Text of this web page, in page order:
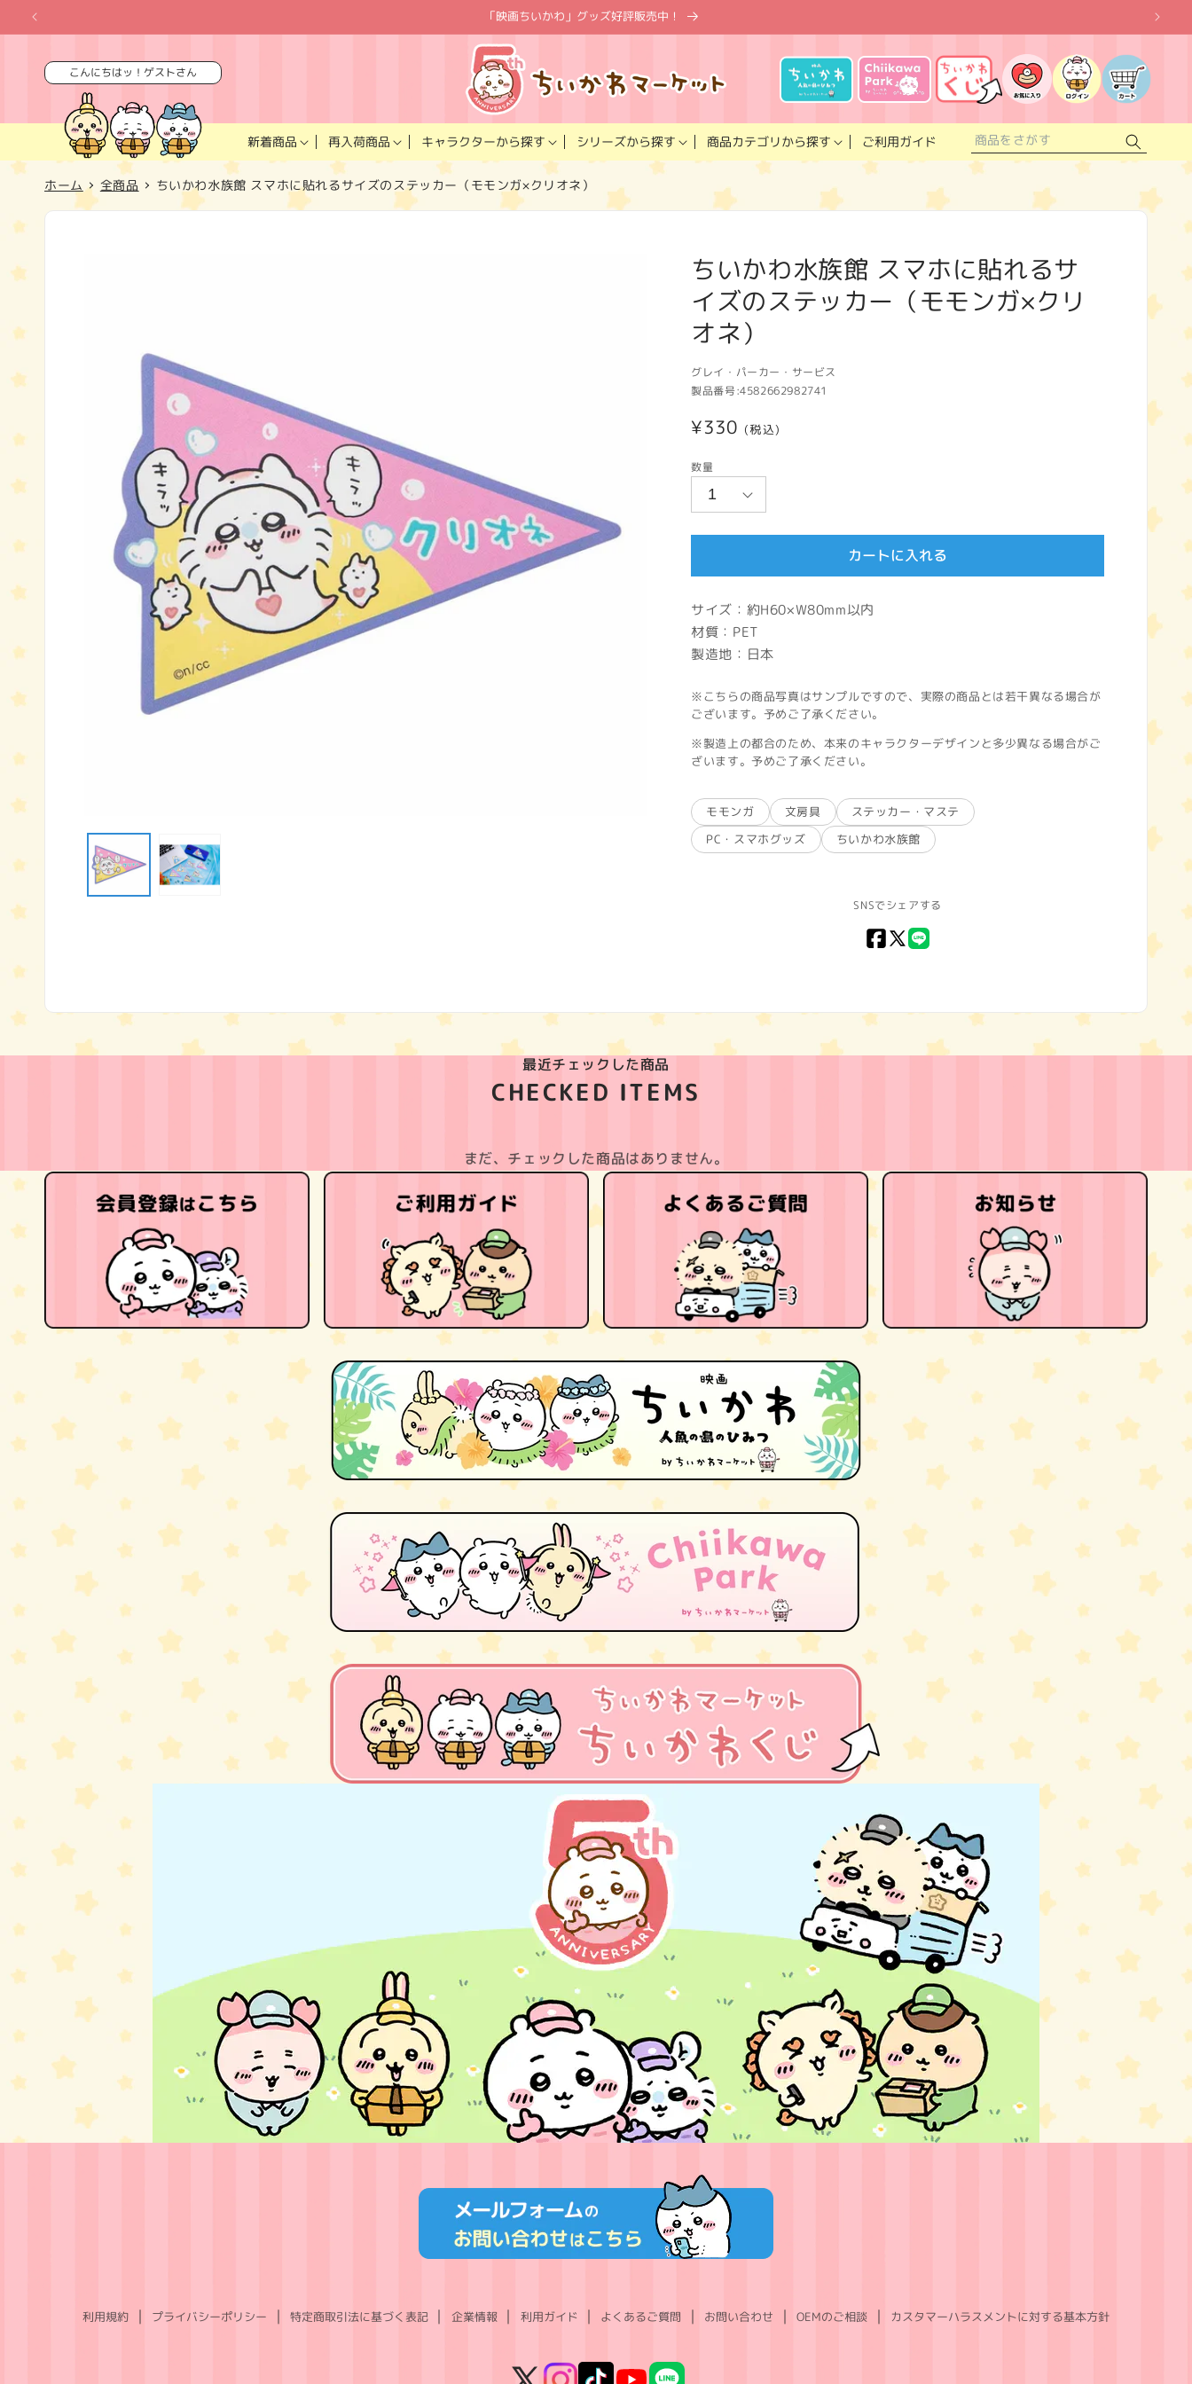
ンツに
進む
「映画ちいかわ」グッズ好評販売中！
こんにちはッ！ゲストさん
新着商品 再入荷商品 キャラクターから探す シリーズから探す 商品カテゴリから探す ご利用ガイド
入
り
ス
ト
グ
イ
カ
ー
ト
ホーム 全商品 ちいかわ水族館 スマホに貼れるサイズのステッカー（モモンガ×クリオネ）
ー
ダ
ル
く
ちいかわ水族館 スマホに貼れるサ
イズのステッカー（モモンガ×クリ
オネ）
グレイ・パーカー・サービス
製品番号:4582662982741
通
価
格
¥330 (税込)
数量
カートに入れる
サイズ：約H60×W80mm以内
材質：PET
製造地：日本
※こちらの商品写真はサンプルですので、実際の商品とは若干異なる場合が
ございます。予めご了承ください。
※製造上の都合のため、本来のキャラクターデザインと多少異なる場合がご
ざいます。予めご了承ください。
モモンガ 文房具
ステッカー・マステ
PC・スマホグッズ
ちいかわ水族館
SNSでシェアする
Facebook
X
最近チェックした商品
CHECKED ITEMS
まだ、チェックした商品はありません。
利用規約 プライバシーポリシー 特定商取引法に基づく表記 企業情報 利用ガイド よくあるご質問 お問い合わせ OEMのご相談 カスタマーハラスメントに対する基本方針